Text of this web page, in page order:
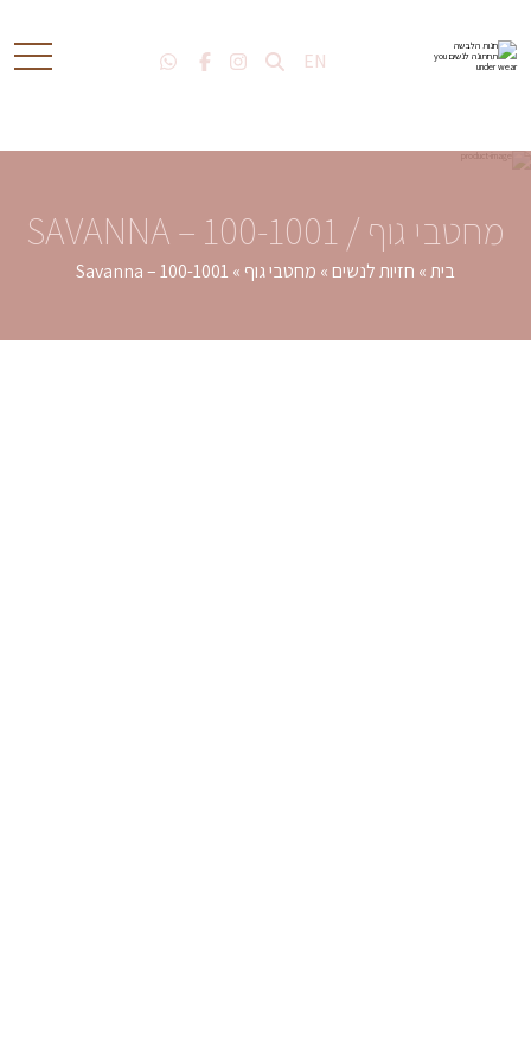
EN
מחטבי גוף / SAVANNA – 100-1001
בית» חזיות לנשים » מחטבי גוף »
Savanna – 100-1001